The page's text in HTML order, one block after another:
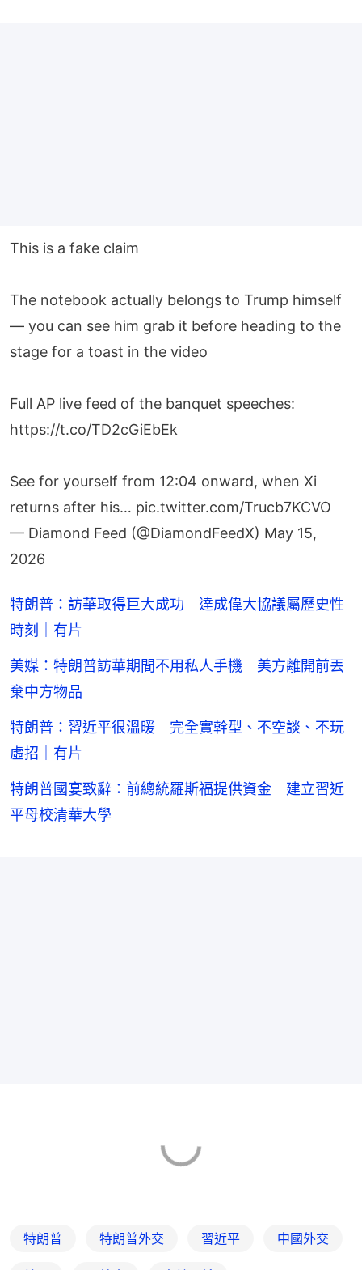
This is a fake claim
The notebook actually belongs to Trump himself
— you can see him grab it before heading to the
stage for a toast in the video
Full AP live feed of the banquet speeches:
https://t.co/TD2cGiEbEk
See for yourself from 12:04 onward, when Xi
returns after his… pic.twitter.com/Trucb7KCVO
— Diamond Feed (@DiamondFeedX) May 15,
2026
特朗普：訪華取得巨大成功 達成偉大協議屬歷史性
時刻｜有片
美媒：特朗普訪華期間不用私人手機 美方離開前丟
棄中方物品
特朗普：習近平很溫暖 完全實幹型、不空談、不玩
虛招｜有片
特朗普國宴致辭：前總統羅斯福提供資金 建立習近
平母校清華大學
特朗普 特朗普外交 習近平 中國外交